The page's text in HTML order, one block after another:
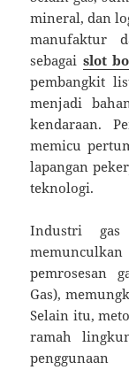
mineral, dan
manufaktur
sebagai slot
pembangkit
menjadi
kendaraan.
memicu
lapangan
teknologi.
Industri
pemrosesan
Gas),
Selain itu,
ramah